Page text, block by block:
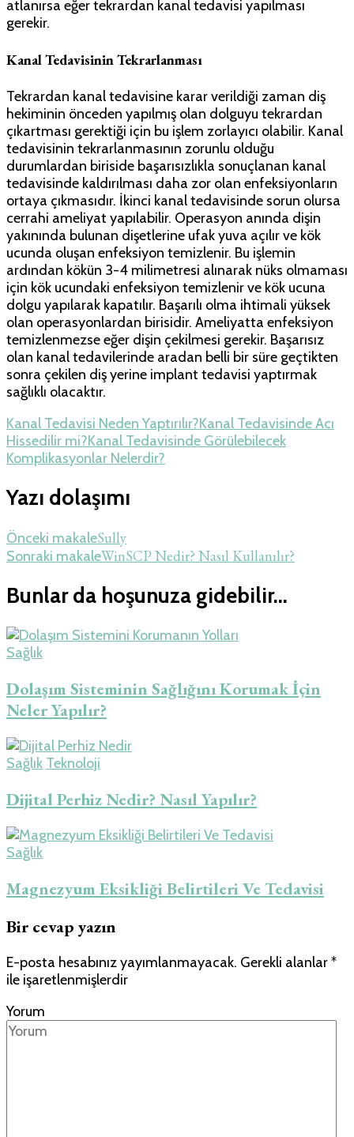
atlanırsa eğer tekrardan kanal tedavisi yapılması
gerekir.
Kanal Tedavisinin Tekrarlanması
Tekrardan kanal tedavisine karar verildiği zaman diş
hekiminin önceden yapılmış olan dolguyu tekrardan
çıkartması gerektiği için bu işlem zorlayıcı olabilir. Kanal
tedavisinin tekrarlanmasının zorunlu olduğu
durumlardan biriside başarısızlıkla sonuçlanan kanal
tedavisinde kaldırılması daha zor olan enfeksiyonların
ortaya çıkmasıdır. İkinci kanal tedavisinde sorun olursa
cerrahi ameliyat yapılabilir. Operasyon anında dişin
yakınında bulunan dişetlerine ufak yuva açılır ve kök
ucunda oluşan enfeksiyon temizlenir. Bu işlemin
ardından kökün 3-4 milimetresi alınarak nüks olmaması
için kök ucundaki enfeksiyon temizlenir ve kök ucuna
dolgu yapılarak kapatılır. Başarılı olma ihtimali yüksek
olan operasyonlardan birisidir. Ameliyatta enfeksiyon
temizlenmezse eğer dişin çekilmesi gerekir. Başarısız
olan kanal tedavilerinde aradan belli bir süre geçtikten
sonra çekilen diş yerine implant tedavisi yaptırmak
sağlıklı olacaktır.
Kanal Tedavisi Neden Yaptırılır?Kanal Tedavisinde Acı
Hissedilir mi?Kanal Tedavisinde Görülebilecek
Komplikasyonlar Nelerdir?
Yazı dolaşımı
Önceki makaleSully
Sonraki makaleWinSCP Nedir? Nasıl Kullanılır?
Bunlar da hoşunuza gidebilir...
Sağlık
Dolaşım Sisteminin Sağlığını Korumak İçin
Neler Yapılır?
Sağlık Teknoloji
Dijital Perhiz Nedir? Nasıl Yapılır?
Sağlık
Magnezyum Eksikliği Belirtileri Ve Tedavisi
Bir cevap yazın
E-posta hesabınız yayımlanmayacak. Gerekli alanlar*
ile işaretlenmişlerdir
Yorum